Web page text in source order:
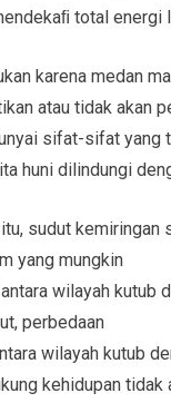
total energi
karena medan
atau tidak akan
sifat-sifat yang
huni dilindungi
sudut kemiringan
yang mungkin
wilayah kutub
perbedaan
wilayah kutub
kehidupan tidak